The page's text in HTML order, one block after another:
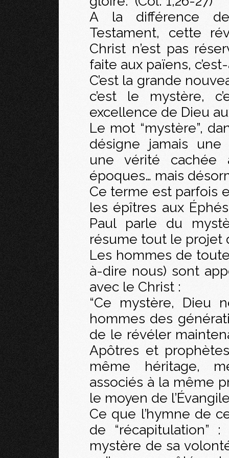
A la différence
Testament, cette
Christ n’est pas
faite aux païens,
C’est la grande
c’est le mystère,
excellence de Dieu
Le mot “mystère”,
désigne jamais une
une vérité cachée
époques… mais
Ce terme est parfois
les épîtres aux
Paul parle du
résume tout le projet
Les hommes de
à-dire nous) sont
avec le Christ :
“Ce mystère, Dieu
hommes des
de le révéler
Apôtres et
même héritage,
associés à la même
le moyen de
Ce que l’hymne de
de “récapitulation”
mystère de sa